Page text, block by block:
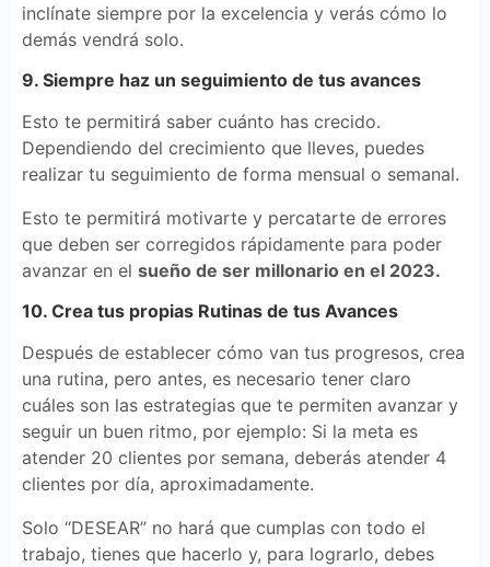
inclínate siempre por la excelencia y verás cómo lo
demás vendrá solo.
9. Siempre haz un seguimiento de tus avances
Esto te permitirá saber cuánto has crecido.
Dependiendo del crecimiento que lleves, puedes
realizar tu seguimiento de forma mensual o semanal.
Esto te permitirá motivarte y percatarte de errores
que deben ser corregidos rápidamente para poder
avanzar en el sueño de ser millonario en el 2023.
10. Crea tus propias Rutinas de tus Avances
Después de establecer cómo van tus progresos, crea
una rutina, pero antes, es necesario tener claro
cuáles son las estrategias que te permiten avanzar y
seguir un buen ritmo, por ejemplo: Si la meta es
atender 20 clientes por semana, deberás atender 4
clientes por día, aproximadamente.
Solo “DESEAR” no hará que cumplas con todo el
trabajo, tienes que hacerlo y, para lograrlo, debes